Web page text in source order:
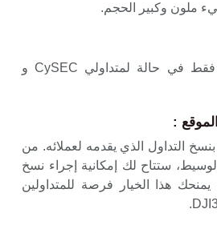
ملون وكبير الحجم.
انعدام العمولات يكون فقط في حالة لمتداولي CySEC و
:
التداول الذي يقدمه لعملائه. من
ستتاح لك إمكانية إجراء نسخ
يمنحك هذا الخيار فرصة للمتداولين